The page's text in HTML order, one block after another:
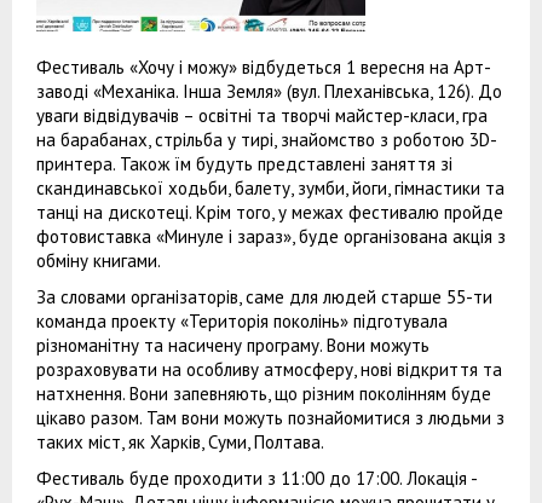
Фестиваль «Хочу і можу» відбудеться 1 вересня на Арт-
заводі «Механіка. Інша Земля» (вул. Плеханівська, 126). До
уваги відвідувачів – освітні та творчі майстер-класи, гра
на барабанах, стрільба у тирі, знайомство з роботою 3D-
принтера. Також їм будуть представлені заняття зі
скандинавської ходьби, балету, зумби, йоги, гімнастики та
танці на дискотеці. Крім того, у межах фестивалю пройде
фотовиставка «Минуле і зараз», буде організована акція з
обміну книгами.
За словами організаторів, саме для людей старше 55-ти
команда проекту «Територія поколінь» підготувала
різноманітну та насичену програму. Вони можуть
розраховувати на особливу атмосферу, нові відкриття та
натхнення. Вони запевняють, що різним поколінням буде
цікаво разом. Там вони можуть познайомитися з людьми з
таких міст, як Харків, Суми, Полтава.
Фестиваль буде проходити з 11:00 до 17:00. Локація -